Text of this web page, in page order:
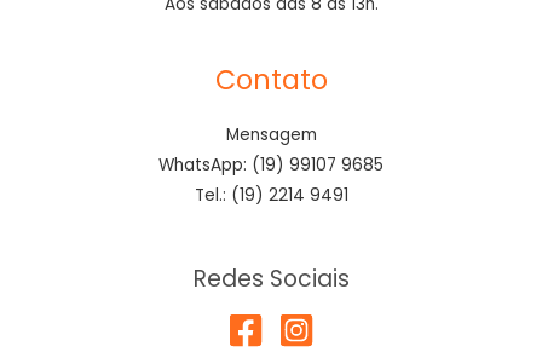
Aos sábados das 8 às 13h.
Contato
Mensagem
WhatsApp: (19) 99107 9685
Tel.: (19) 2214 9491
Redes Sociais